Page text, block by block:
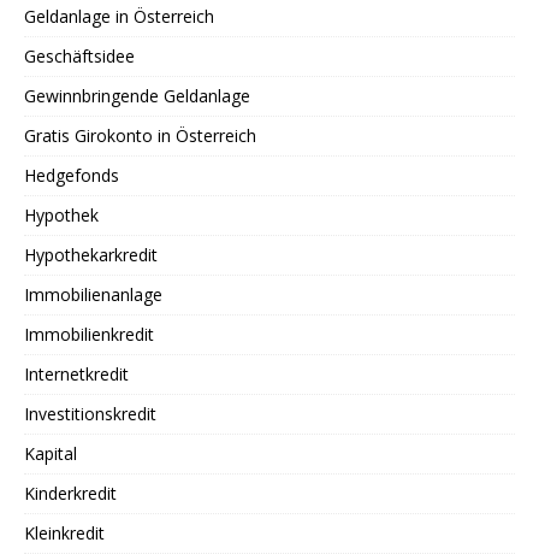
Geldanlage in Österreich
Geschäftsidee
Gewinnbringende Geldanlage
Gratis Girokonto in Österreich
Hedgefonds
Hypothek
Hypothekarkredit
Immobilienanlage
Immobilienkredit
Internetkredit
Investitionskredit
Kapital
Kinderkredit
Kleinkredit